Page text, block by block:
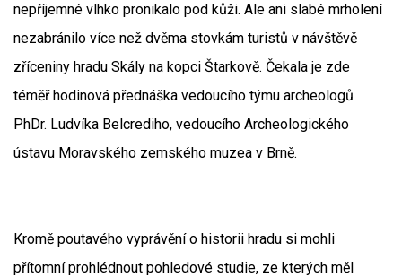
nepříjemné vlhko pronikalo pod kůži. Ale ani slabé mrholení
nezabránilo více než dvěma stovkám turistů v návštěvě
zříceniny hradu Skály na kopci Štarkově. Čekala je zde
téměř hodinová přednáška vedoucího týmu archeologů
PhDr. Ludvíka Belcrediho, vedoucího Archeologického
ústavu Moravského zemského muzea v Brně.
Kromě poutavého vyprávění o historii hradu si mohli
přítomní prohlédnout pohledové studie, ze kterých měl